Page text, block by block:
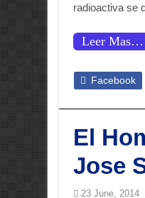
radioactiva se
Leer Mas…
Facebook
El
Jose
23 June, 2014